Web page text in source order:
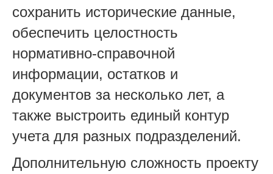
сохранить исторические данные,
обеспечить целостность
нормативно-справочной
информации, остатков и
документов за несколько лет, а
также выстроить единый контур
учета для разных подразделений.
Дополнительную сложность проекту